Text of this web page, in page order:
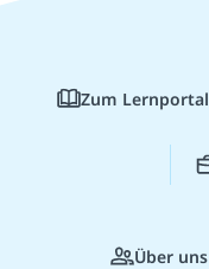
Zum Lernportal
Über uns